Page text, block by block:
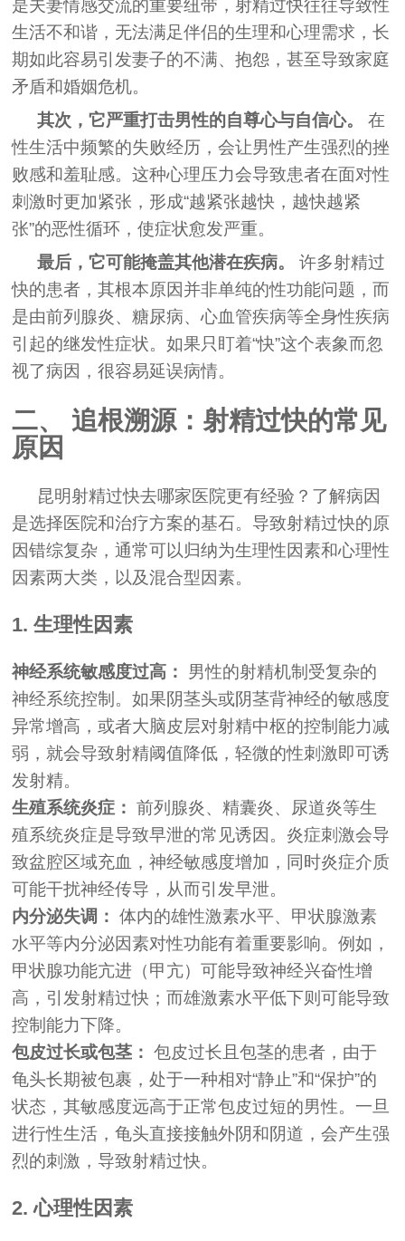
是夫妻情感交流的重要纽带，射精过快往往导致性
生活不和谐，无法满足伴侣的生理和心理需求，长
期如此容易引发妻子的不满、抱怨，甚至导致家庭
矛盾和婚姻危机。
其次，它严重打击男性的自尊心与自信心。
在
性生活中频繁的失败经历，会让男性产生强烈的挫
败感和羞耻感。这种心理压力会导致患者在面对性
刺激时更加紧张，形成“越紧张越快，越快越紧
张”的恶性循环，使症状愈发严重。
最后，它可能掩盖其他潜在疾病。
许多射精过
快的患者，其根本原因并非单纯的性功能问题，而
是由前列腺炎、糖尿病、心血管疾病等全身性疾病
引起的继发性症状。如果只盯着“快”这个表象而忽
视了病因，很容易延误病情。
二、 追根溯源：射精过快的常见
原因
昆明射精过快去哪家医院更有经验？了解病因
是选择医院和治疗方案的基石。导致射精过快的原
因错综复杂，通常可以归纳为生理性因素和心理性
因素两大类，以及混合型因素。
1. 生理性因素
神经系统敏感度过高：
男性的射精机制受复杂的
神经系统控制。如果阴茎头或阴茎背神经的敏感度
异常增高，或者大脑皮层对射精中枢的控制能力减
弱，就会导致射精阈值降低，轻微的性刺激即可诱
发射精。
生殖系统炎症： 前列腺炎、精囊炎、尿道炎等生
殖系统炎症是导致早泄的常见诱因。炎症刺激会导
致盆腔区域充血，神经敏感度增加，同时炎症介质
可能干扰神经传导，从而引发早泄。
内分泌失调： 体内的雄性激素水平、甲状腺激素
水平等内分泌因素对性功能有着重要影响。例如，
甲状腺功能亢进（甲亢）可能导致神经兴奋性增
高，引发射精过快；而雄激素水平低下则可能导致
控制能力下降。
包皮过长或包茎： 包皮过长且包茎的患者，由于
龟头长期被包裹，处于一种相对“静止”和“保护”的
状态，其敏感度远高于正常包皮过短的男性。一旦
进行性生活，龟头直接接触外阴和阴道，会产生强
烈的刺激，导致射精过快。
2. 心理性因素